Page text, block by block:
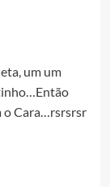
um um
o Cara…rsrsrsr